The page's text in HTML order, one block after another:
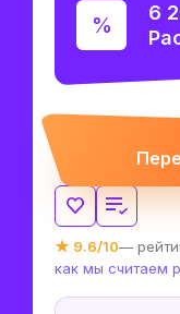
6
★ 9.6/10—
как мы считаем